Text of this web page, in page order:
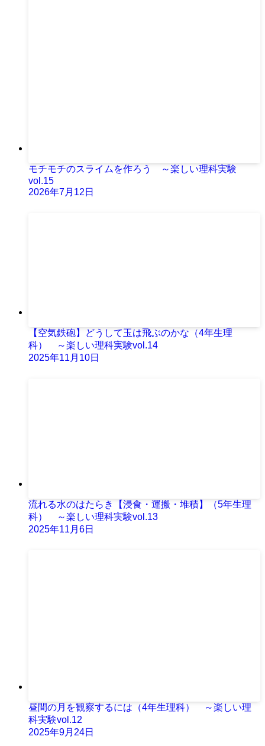
モチモチのスライムを作ろう ～楽しい理科実験
vol.15
2026年7月12日
【空気鉄砲】どうして玉は飛ぶのかな（4年生理
科） ～楽しい理科実験vol.14
2025年11月10日
流れる水のはたらき【浸食・運搬・堆積】（5年生理
科） ～楽しい理科実験vol.13
2025年11月6日
昼間の月を観察するには（4年生理科） ～楽しい理
科実験vol.12
2025年9月24日